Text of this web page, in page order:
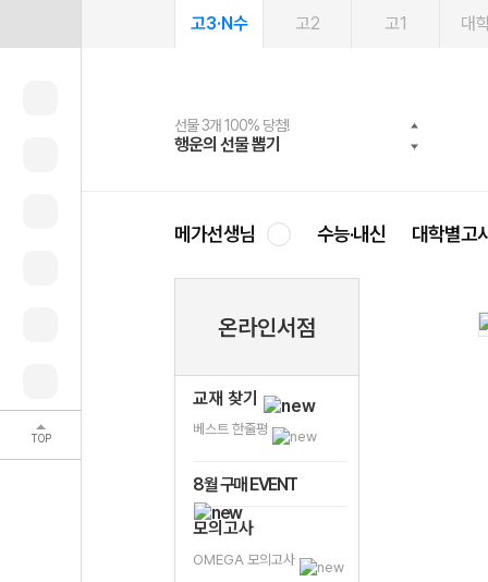
TOP
고3·N수 고2 고1 대
선물 3개 100% 당첨!
행운의 선물 뽑기
선물 100% 증정!
메가스터디 X 올리브
여름방학 스터디 캐시백
메가런 썸머스쿨
2027 러셀 단과
강사 공개선발
스마트러닝앱
설문 EVENT
메가패스
3일 무료 체험권
메가패스 수강생 무료혜택!
메가클럽 멤버십
사회공헌 캠페인
희망이룸 메가나눔
메가선생님 수능·내신 대학별고
온라인서점
교재 찾기
베스트 한줄평
8월 구매 EVENT
모의고사
OMEGA 모의고사